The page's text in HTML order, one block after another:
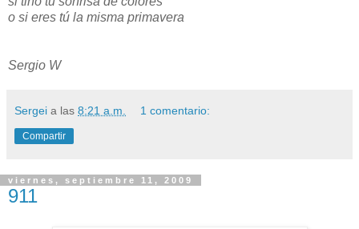
o si eres tú la misma primavera
Sergio W
Sergei a las 8:21 a.m. 1 comentario:
Compartir
viernes, septiembre 11, 2009
911